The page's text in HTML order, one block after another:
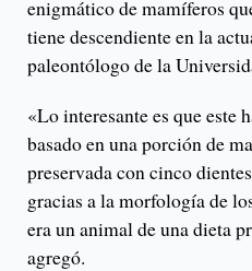
enigmático de mamíferos
tiene descendiente en la
paleontólogo de la
«Lo interesante es que este
basado en una porción de
preservada con cinco
gracias a la morfología de
era un animal de una dieta
agregó.